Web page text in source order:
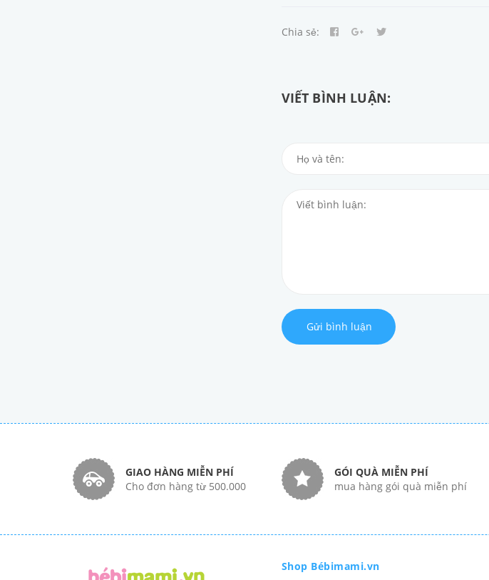
Chia sẻ:
VIẾT BÌNH LUẬN:
Gửi bình luận
GIAO HÀNG MIỄN PHÍ
Cho đơn hàng từ 500.000
GÓI QUÀ MIỄN PHÍ
mua hàng gói quà miễn phí
Shop Bébimami.vn